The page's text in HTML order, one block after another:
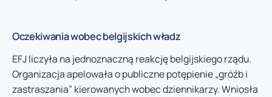
Oczekiwania wobec belgijskich władz
EFJ liczyła na jednoznaczną reakcję belgijskiego rządu.
Organizacja apelowała o publiczne potępienie „gróźb i
zastraszania” kierowanych wobec dziennikarzy. Wniosła